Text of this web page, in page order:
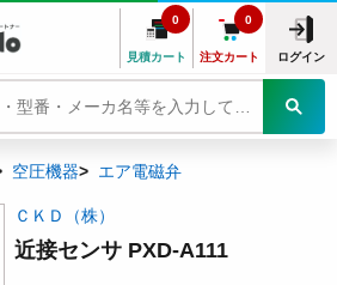
見積カート
0
注文カート
0
ログイン
空圧機器 エア電磁弁
ＣＫＤ（株）
近接センサ PXD-A111